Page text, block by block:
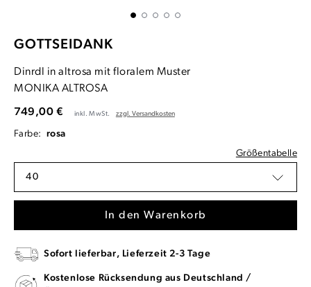
GOTTSEIDANK
Dinrdl in altrosa mit floralem Muster
MONIKA ALTROSA
749,00 € inkl. MwSt. zzgl. Versandkosten
Farbe: rosa
Größentabelle
40
In den Warenkorb
Sofort lieferbar, Lieferzeit 2-3 Tage
Kostenlose Rücksendung aus Deutschland /